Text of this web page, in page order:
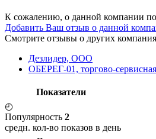
К сожалению, о данной компании
Добавить Ваш отзыв о данной
Смотрите отзывы о других
Дезлидер, ООО
ОБЕРЕГ-01, торгово-
Показатели
◴
Популярность 2
средн. кол-во показов в день